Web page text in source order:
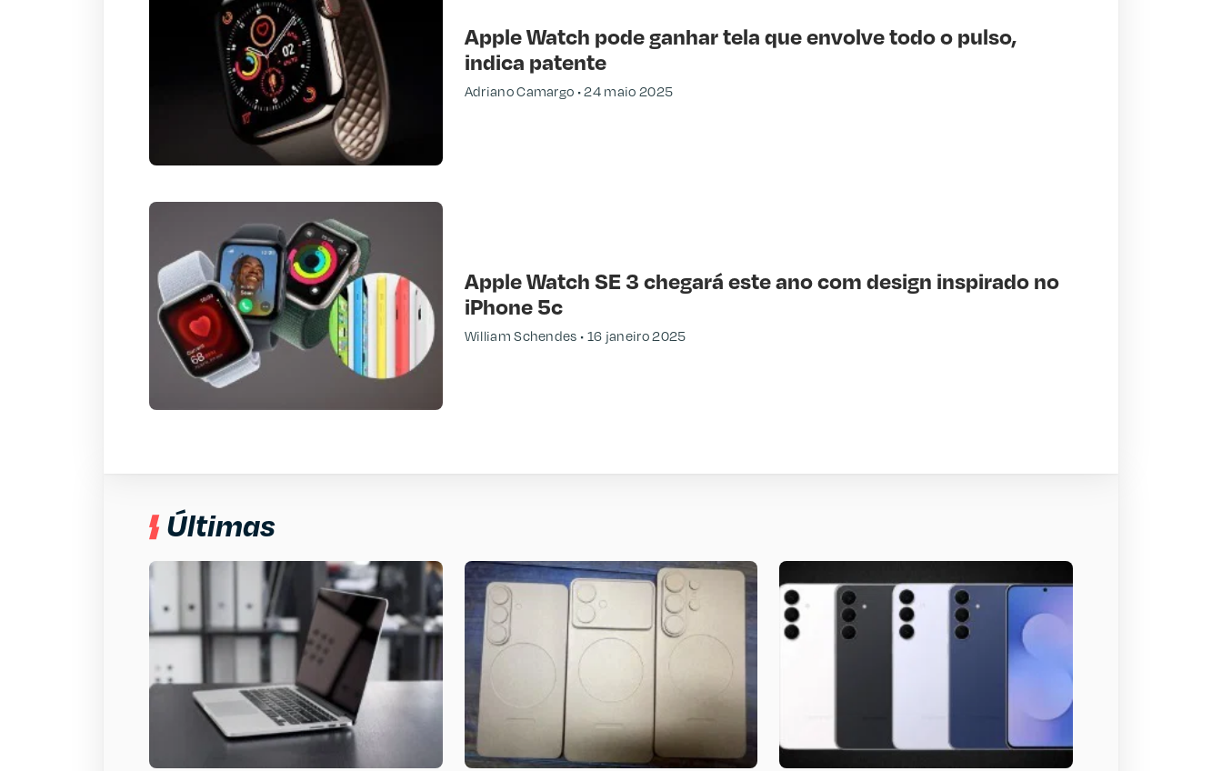
Apple Watch pode ganhar tela que envolve todo o pulso,
indica patente
Adriano Camargo 24 maio 2025
Apple Watch SE 3 chegará este ano com design inspirado no
iPhone 5c
William Schendes 16 janeiro 2025
Últimas